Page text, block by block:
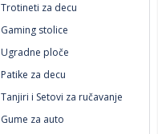
Trotineti za decu
Gaming stolice
Ugradne ploče
Patike za decu
Tanjiri i Setovi za ručavanje
Gume za auto